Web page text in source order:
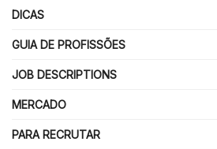
DICAS
GUIA DE PROFISSÕES
JOB DESCRIPTIONS
MERCADO
PARA RECRUTAR